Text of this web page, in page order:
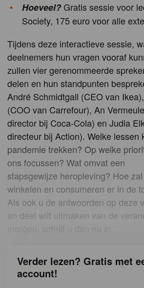
Hoeveel?Gratis sessie voor
Society, 175 euro voor alle
Tijdens deze interactieve sessie,
deelnemers hun vragen vooraf
zullen vier gerenommeerde
delen en hun standpunten
André Schmidtgall (CEO van
(COO van Carrefour), An
director bij Coca-Cola) en Judia
directeur bij Action). Welke lessen
pandemie trekken? Op welke
ons focussen? Wat omvat een
stapsgewijze heropleving? Hoe
winkelen en consumeren er in de
Als ook u de antwoorden op deze
en deel wilt uitmaken van de
Verder lezen? Gratis met
account!